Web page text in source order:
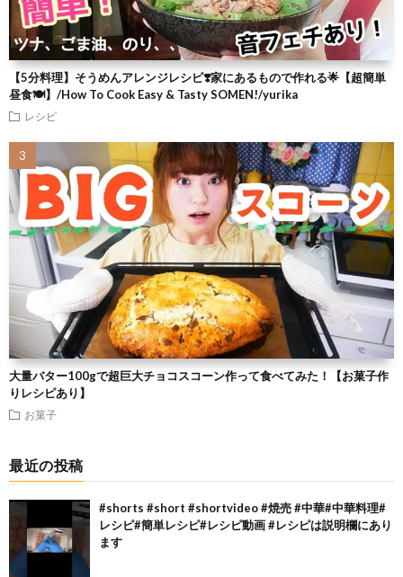
【5分料理】そうめんアレンジレシピ❣️家にあるもので作れる🌟【超簡単
昼食🍽】/How To Cook Easy & Tasty SOMEN!/yurika
レシピ
大量バター100gで超巨大チョコスコーン作って食べてみた！【お菓子作
りレシピあり】
お菓子
最近の投稿
#shorts #short #shortvideo #焼売 #中華#中華料理#
レシピ#簡単レシピ#レシピ動画 #レシピは説明欄にあり
ます